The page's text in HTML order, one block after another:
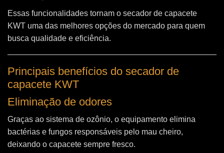
Essas funcionalidades tornam o secador de capacete
KWT uma das melhores opções do mercado para quem
busca qualidade e eficiência.
Principais benefícios do secador de
capacete KWT
Eliminação de odores
Graças ao sistema de ozônio, o equipamento elimina
bactérias e fungos responsáveis pelo mau cheiro,
deixando o capacete sempre fresco.